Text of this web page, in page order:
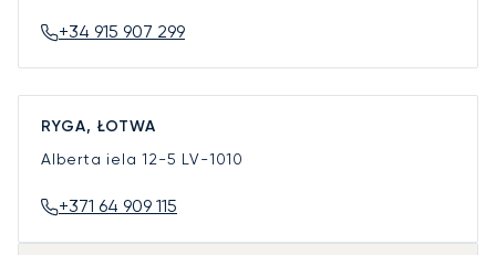
+34 915 907 299
RYGA, ŁOTWA
Alberta iela 12-5 LV-1010
+371 64 909 115